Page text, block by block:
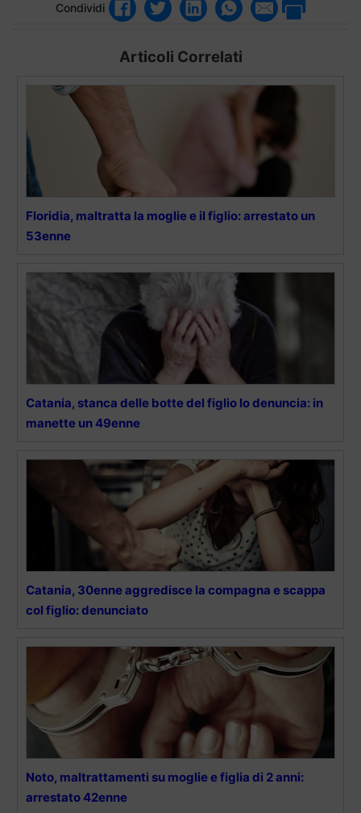
Condividi
Articoli Correlati
Floridia, maltratta la moglie e il figlio: arrestato un
53enne
Catania, stanca delle botte del figlio lo denuncia: in
manette un 49enne
Catania, 30enne aggredisce la compagna e scappa
col figlio: denunciato
Noto, maltrattamenti su moglie e figlia di 2 anni:
arrestato 42enne